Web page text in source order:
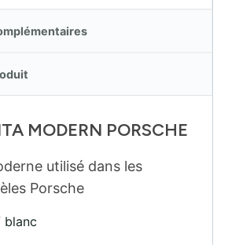
MODERN PORSCHE
utilisé dans les
Porsche
blanc